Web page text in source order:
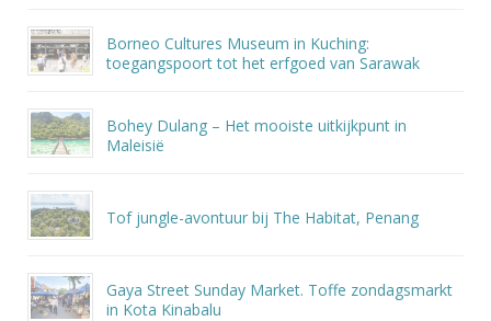
Borneo Cultures Museum in Kuching:
toegangspoort tot het erfgoed van Sarawak
Bohey Dulang – Het mooiste uitkijkpunt in
Maleisië
Tof jungle-avontuur bij The Habitat, Penang
Gaya Street Sunday Market. Toffe zondagsmarkt
in Kota Kinabalu